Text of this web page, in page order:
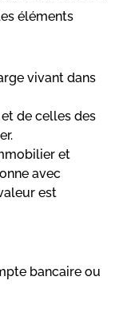
éléments
vivant dans
de celles des
et
avec
est
bancaire ou